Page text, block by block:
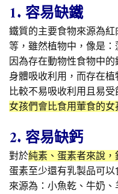
1. 容易缺鐵
鐵質的主要食物來源為
等，雖然植物中，像是
因為存在動物性食物中
身體吸收利用，而存在植
比較不易吸收利用且易
女孩們會比食用葷食的
2. 容易缺鈣
對於純素、蛋素者來說
蛋素至少還有乳製品可
來源為：小魚乾、牛奶